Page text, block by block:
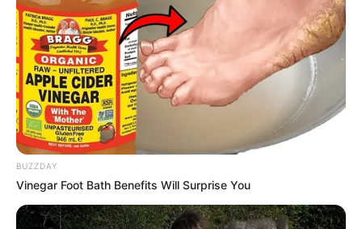
BUZZDAY
Vinegar Foot Bath Benefits Will Surprise You